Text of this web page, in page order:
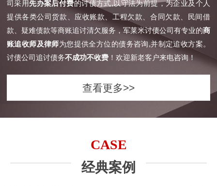
司采用先办案后付费的讨债方式,以守法为前提，为企业及个人
提供各类公司货款、应收账款、工程欠款、合同欠款、民间借
款、疑难债款等商账追讨清欠服务，军莱米讨债公司有专业的商
账追收师及律师为您提供全方位的债务咨询,并制定追收方案。
讨债公司追讨债务不成功不收费 ！欢迎新老客户来电咨询！
查看更多>>
CASE
经典案例